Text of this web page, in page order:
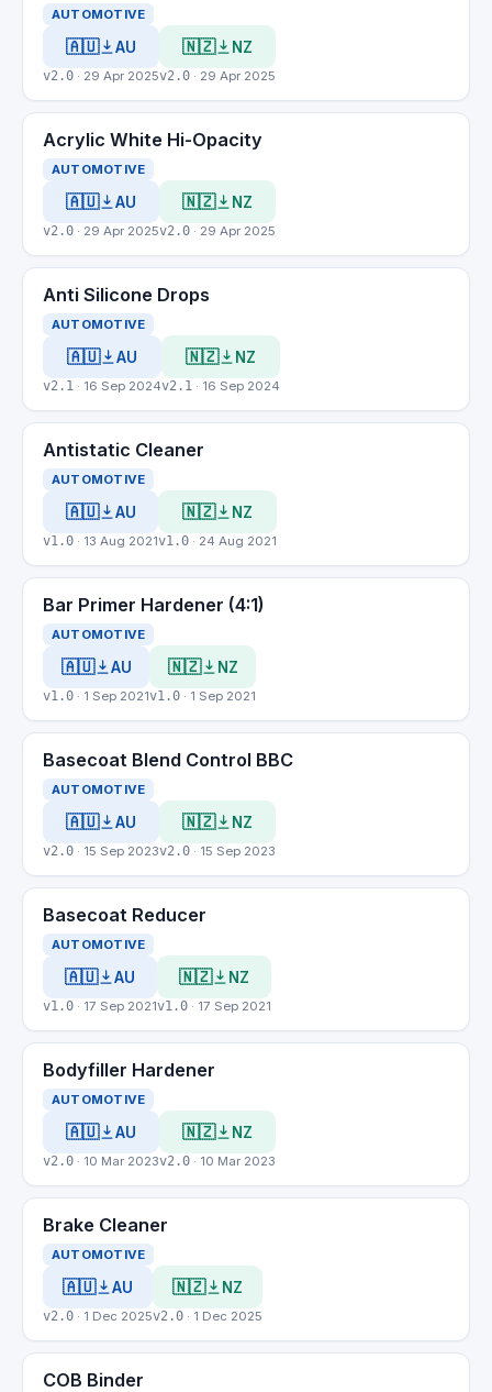
AUTOMOTIVE
🇦🇺 AU
v2.0 · 29 Apr 2025
🇳🇿 NZ
v2.0 · 29 Apr 2025
Acrylic White Hi-Opacity
AUTOMOTIVE
🇦🇺 AU
v2.0 · 29 Apr 2025
🇳🇿 NZ
v2.0 · 29 Apr 2025
Anti Silicone Drops
AUTOMOTIVE
🇦🇺 AU
v2.1 · 16 Sep 2024
🇳🇿 NZ
v2.1 · 16 Sep 2024
Antistatic Cleaner
AUTOMOTIVE
🇦🇺 AU
v1.0 · 13 Aug 2021
🇳🇿 NZ
v1.0 · 24 Aug 2021
Bar Primer Hardener (4:1)
AUTOMOTIVE
🇦🇺 AU
v1.0 · 1 Sep 2021
🇳🇿 NZ
v1.0 · 1 Sep 2021
Basecoat Blend Control BBC
AUTOMOTIVE
🇦🇺 AU
v2.0 · 15 Sep 2023
🇳🇿 NZ
v2.0 · 15 Sep 2023
Basecoat Reducer
AUTOMOTIVE
🇦🇺 AU
v1.0 · 17 Sep 2021
🇳🇿 NZ
v1.0 · 17 Sep 2021
Bodyfiller Hardener
AUTOMOTIVE
🇦🇺 AU
v2.0 · 10 Mar 2023
🇳🇿 NZ
v2.0 · 10 Mar 2023
Brake Cleaner
AUTOMOTIVE
🇦🇺 AU
v2.0 · 1 Dec 2025
🇳🇿 NZ
v2.0 · 1 Dec 2025
COB Binder